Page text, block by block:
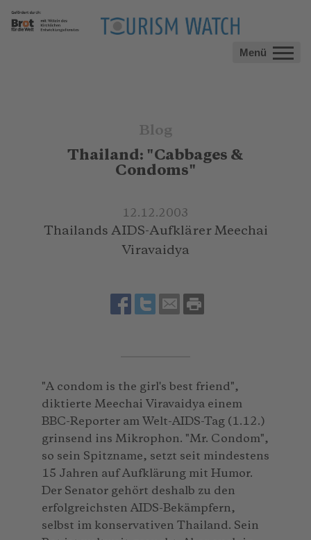
Menü
Blog
Thailand: "Cabbages &
Condoms"
12.12.2003
Thailands AIDS-Aufklärer Meechai
Viravaidya
"A condom is the girl's best friend",
diktierte Meechai Viravaidya einem
BBC-Reporter am Welt-AIDS-Tag (1.12.)
grinsend ins Mikrophon. "Mr. Condom",
so sein Spitzname, setzt seit mindestens
15 Jahren auf Aufklärung mit Humor.
Der Senator gehört deshalb zu den
erfolgreichsten AIDS-Bekämpfern,
selbst im konservativen Thailand. Sein